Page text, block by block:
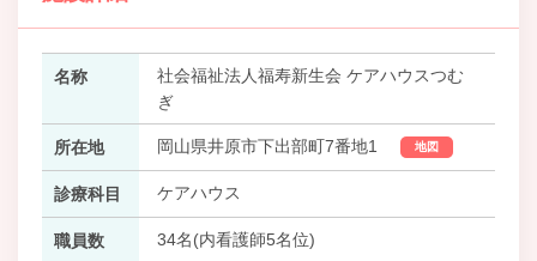
名称
社会福祉法人福寿新生会 ケアハウスつむ
ぎ
所在地 岡山県井原市下出部町7番地1 地図
診療科目 ケアハウス
職員数 34名(内看護師5名位)